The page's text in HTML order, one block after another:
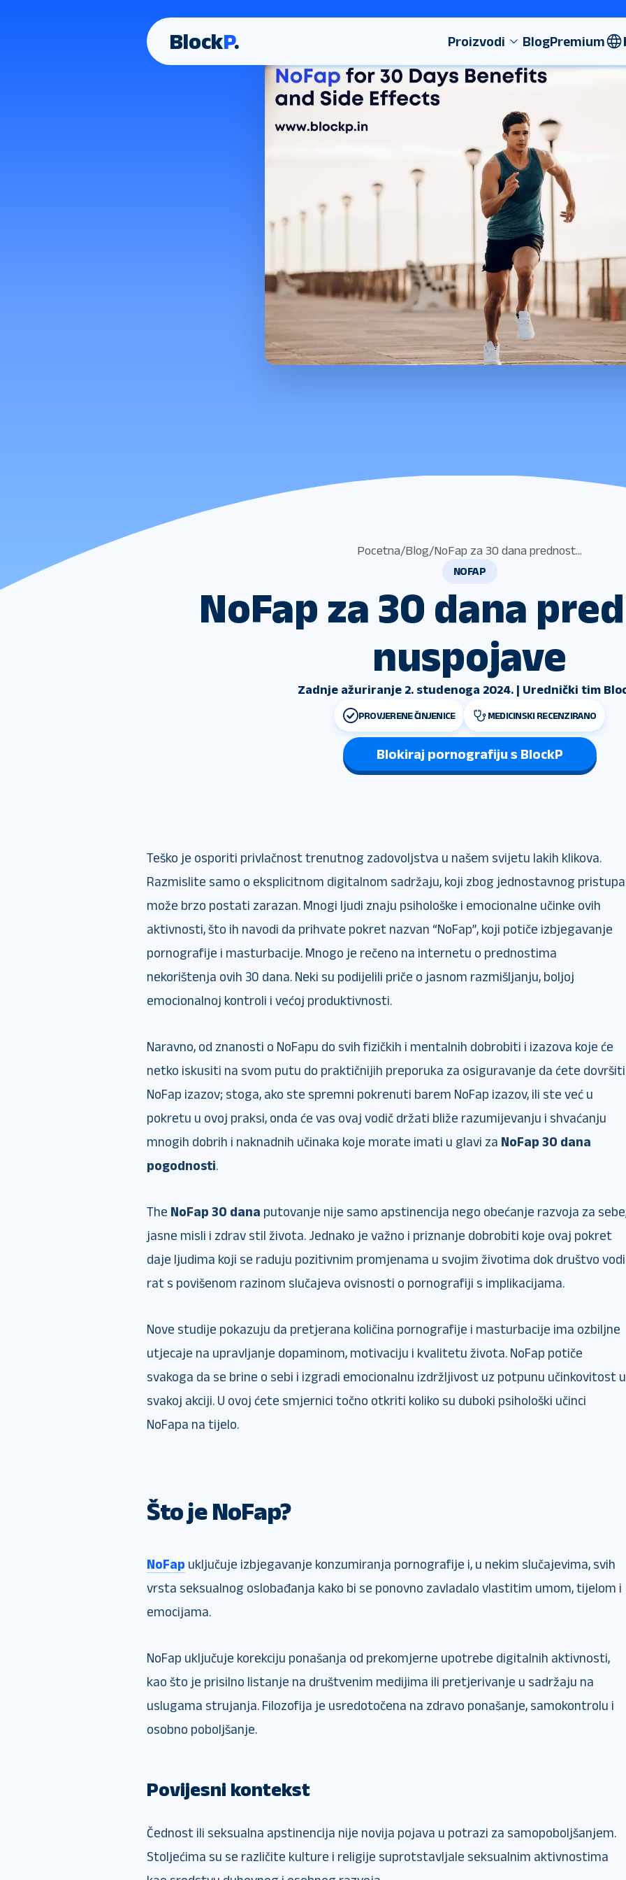
BlockP. Proizvodi BlogPremium
Pocetna/Blog/NoFap za 30 dana prednost...
NOFAP
NoFap za 30 dana
nuspojave
Zadnje ažuriranje 2. studenoga 2024. | Urednički tim
PROVJERENE ČINJENICE MEDICINSKI RECENZIRANO
Blokiraj pornografiju s BlockP
Teško je osporiti privlačnost trenutnog zadovoljstva u našem svijetu lakih klikova.
Razmislite samo o eksplicitnom digitalnom sadržaju, koji zbog jednostavnog pristupa
može brzo postati zarazan. Mnogi ljudi znaju psihološke i emocionalne učinke ovih
aktivnosti, što ih navodi da prihvate pokret nazvan “NoFap”, koji potiče izbjegavanje
pornografije i masturbacije. Mnogo je rečeno na internetu o prednostima
nekorištenja ovih 30 dana. Neki su podijelili priče o jasnom razmišljanju, boljoj
emocionalnoj kontroli i većoj produktivnosti.
Naravno, od znanosti o NoFapu do svih fizičkih i mentalnih dobrobiti i izazova koje će
netko iskusiti na svom putu do praktičnijih preporuka za osiguravanje da ćete dovršiti
NoFap izazov; stoga, ako ste spremni pokrenuti barem NoFap izazov, ili ste već u
pokretu u ovoj praksi, onda će vas ovaj vodič držati bliže razumijevanju i shvaćanju
mnogih dobrih i naknadnih učinaka koje morate imati u glavi za NoFap 30 dana
pogodnosti.
The NoFap 30 dana putovanje nije samo apstinencija nego obećanje razvoja za
jasne misli i zdrav stil života. Jednako je važno i priznanje dobrobiti koje ovaj pokret
daje ljudima koji se raduju pozitivnim promjenama u svojim životima dok društvo vodi
rat s povišenom razinom slučajeva ovisnosti o pornografiji s implikacijama.
Nove studije pokazuju da pretjerana količina pornografije i masturbacije ima ozbiljne
utjecaje na upravljanje dopaminom, motivaciju i kvalitetu života. NoFap potiče
svakoga da se brine o sebi i izgradi emocionalnu izdržljivost uz potpunu učinkovitost u
svakoj akciji. U ovoj ćete smjernici točno otkriti koliko su duboki psihološki učinci
NoFapa na tijelo.
Što je NoFap?
NoFap uključuje izbjegavanje konzumiranja pornografije i, u nekim slučajevima, svih
vrsta seksualnog oslobađanja kako bi se ponovno zavladalo vlastitim umom, tijelom i
emocijama.
NoFap uključuje korekciju ponašanja od prekomjerne upotrebe digitalnih aktivnosti,
kao što je prisilno listanje na društvenim medijima ili pretjerivanje u sadržaju na
uslugama strujanja. Filozofija je usredotočena na zdravo ponašanje, samokontrolu i
osobno poboljšanje.
Povijesni kontekst
Čednost ili seksualna apstinencija nije novija pojava u potrazi za samopoboljšanjem.
Stoljećima su se različite kulture i religije suprotstavljale seksualnim aktivnostima